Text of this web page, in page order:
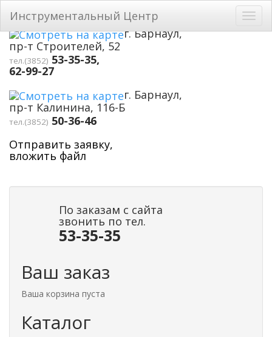
Инструментальный Центр
г. Барнаул,
пр-т Строителей, 52
тел.(3852) 53-35-35,
62-99-27
г. Барнаул,
пр-т Калинина, 116-Б
тел.(3852) 50-36-46
Отправить заявку,
вложить файл
По заказам с сайта
звонить по тел.
53-35-35
Ваш заказ
Ваша корзина пуста
Каталог